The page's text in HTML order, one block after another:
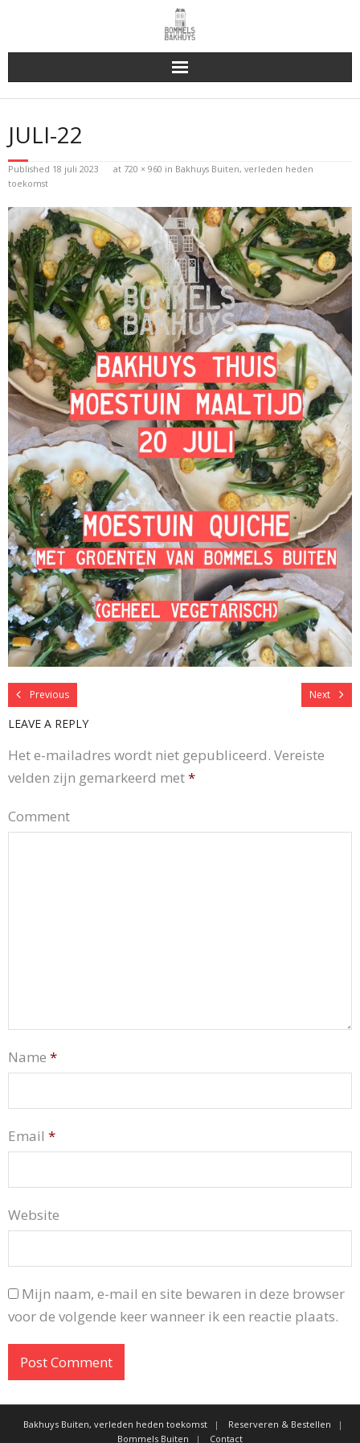
Bakhuys Buiten, verleden heden toekomst
Reserveren & Bestellen
Bommels Buiten
Contact
JULI-22
Published 18 juli 2023 at 720 × 960 in Bakhuys Buiten, verleden heden
toekomst
Previous Next
LEAVE A REPLY
Het e-mailadres wordt niet gepubliceerd. Vereiste
velden zijn gemarkeerd met*
Comment
Name *
Email *
Website
Mijn naam, e-mail en site bewaren in deze browser
voor de volgende keer wanneer ik een reactie plaats.
Bakhuys Buiten, verleden heden toekomst
Reserveren & Bestellen
Bommels Buiten
Contact